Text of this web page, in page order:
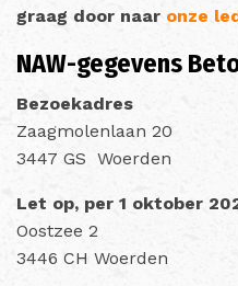
graag door naar onze
NAW-gegevens
Bezoekadres
Zaagmolenlaan 20
3447 GS Woerden
Let op, per 1 oktober
Oostzee 2
3446 CH Woerden